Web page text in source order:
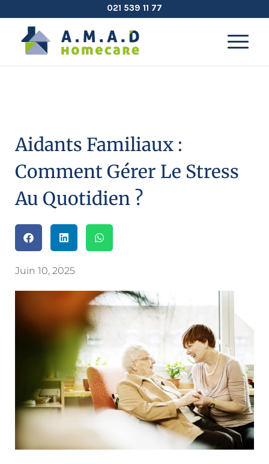
021 539 11 77
Aidants Familiaux :
Comment Gérer Le Stress
Au Quotidien ?
Juin 10, 2025